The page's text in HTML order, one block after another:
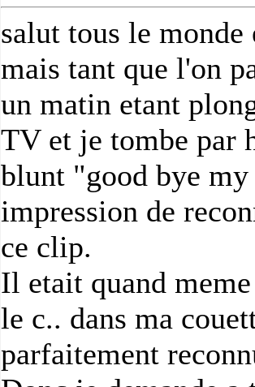
salut tous le monde
mais tant que l'on
un matin etant
TV et je tombe par
blunt "good bye
impression de
ce clip.
Il etait quand
le c.. dans ma
parfaitement